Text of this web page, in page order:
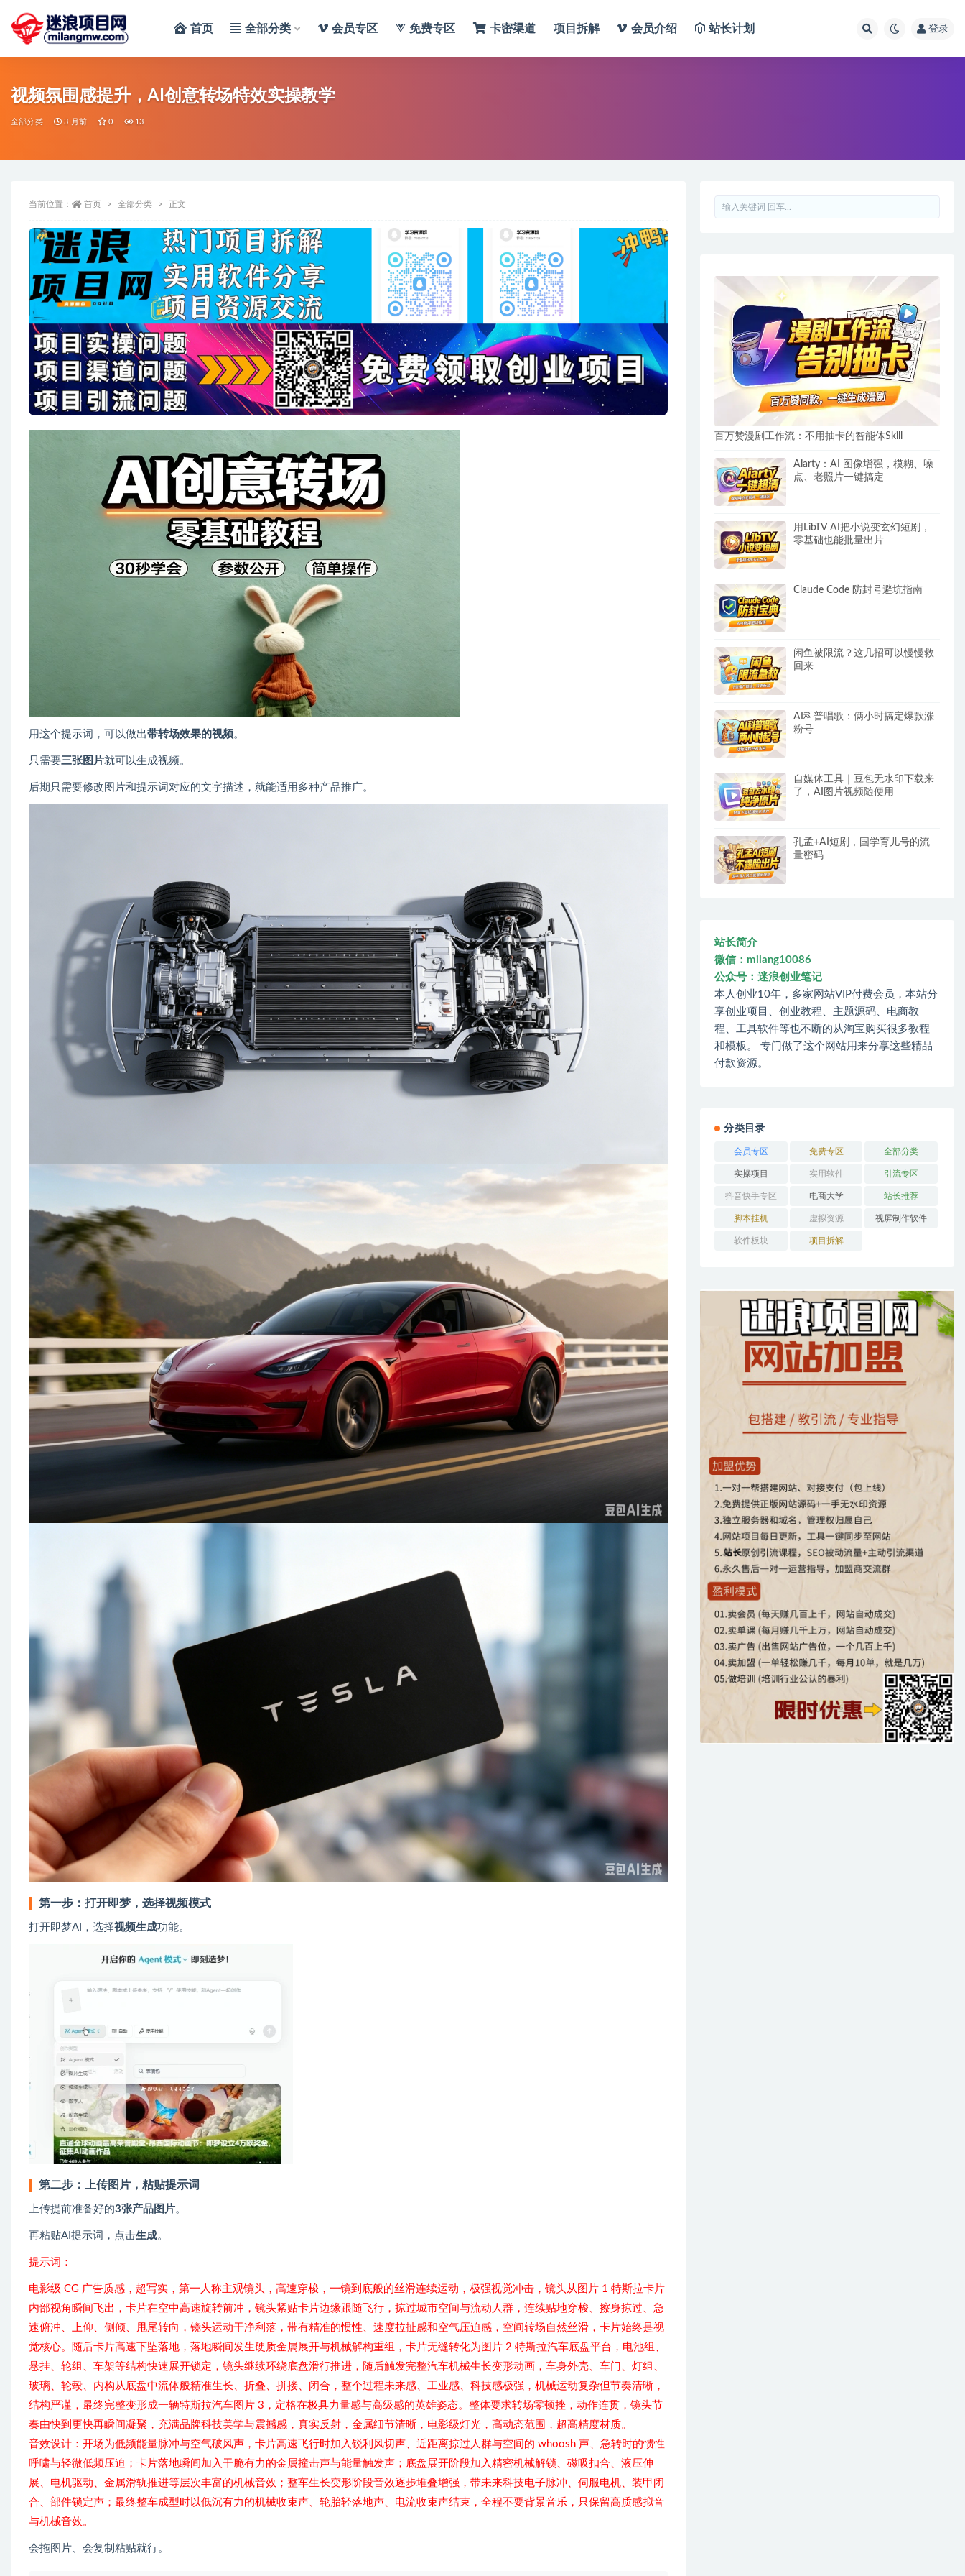
首页 全部分类 会员专区 免费专区 卡密渠道 项目拆解 会员介绍 站长计划 登录
视频氛围感提升，AI创意转场特效实操教学
全部分类 3 月前 0 13
当前位置： 首页 全部分类 正文
用这个提示词，可以做出带转场效果的视频。
只需要三张图片就可以生成视频。
后期只需要修改图片和提示词对应的文字描述，就能适用多种产品推广。
第一步：打开即梦，选择视频模式
打开即梦AI，选择视频生成功能。
第二步：上传图片，粘贴提示词
上传提前准备好的3张产品图片。
再粘贴AI提示词，点击生成。
提示词：
电影级 CG 广告质感，超写实，第一人称主观镜头，高速穿梭，一镜到底般的丝滑连续运动，极强视觉冲击，镜头从图片 1 特斯拉卡片
内部视角瞬间飞出，卡片在空中高速旋转前冲，镜头紧贴卡片边缘跟随飞行，掠过城市空间与流动人群，连续贴地穿梭、擦身掠过、急
速俯冲、上仰、侧倾、甩尾转向，镜头运动干净利落，带有精准的惯性、速度拉扯感和空气压迫感，空间转场自然丝滑，卡片始终是视
觉核心。随后卡片高速下坠落地，落地瞬间发生硬质金属展开与机械解构重组，卡片无缝转化为图片 2 特斯拉汽车底盘平台，电池组、
悬挂、轮组、车架等结构快速展开锁定，镜头继续环绕底盘滑行推进，随后触发完整汽车机械生长变形动画，车身外壳、车门、灯组、
玻璃、轮毂、内构从底盘中流体般精准生长、折叠、拼接、闭合，整个过程未来感、工业感、科技感极强，机械运动复杂但节奏清晰，
结构严谨，最终完整变形成一辆特斯拉汽车图片 3，定格在极具力量感与高级感的英雄姿态。整体要求转场零顿挫，动作连贯，镜头节
奏由快到更快再瞬间凝聚，充满品牌科技美学与震撼感，真实反射，金属细节清晰，电影级灯光，高动态范围，超高精度材质。
音效设计：开场为低频能量脉冲与空气破风声，卡片高速飞行时加入锐利风切声、近距离掠过人群与空间的 whoosh 声、急转时的惯性
呼啸与轻微低频压迫；卡片落地瞬间加入干脆有力的金属撞击声与能量触发声；底盘展开阶段加入精密机械解锁、磁吸扣合、液压伸
展、电机驱动、金属滑轨推进等层次丰富的机械音效；整车生长变形阶段音效逐步堆叠增强，带未来科技电子脉冲、伺服电机、装甲闭
合、部件锁定声；最终整车成型时以低沉有力的机械收束声、轮胎轻落地声、电流收束声结束，全程不要背景音乐，只保留高质感拟音
与机械音效。
会拖图片、会复制粘贴就行。
百万赞漫剧工作流：不用抽卡的智能体Skill
Aiarty：AI 图像增强，模糊、噪
点、老照片一键搞定
用LibTV AI把小说变玄幻短剧，
零基础也能批量出片
Claude Code 防封号避坑指南
闲鱼被限流？这几招可以慢慢救
回来
AI科普唱歌：俩小时搞定爆款涨
粉号
自媒体工具｜豆包无水印下载来
了，AI图片视频随便用
孔孟+AI短剧，国学育儿号的流
量密码
站长简介
微信：milang10086
公众号：迷浪创业笔记
本人创业10年，多家网站VIP付费会员，本站分
享创业项目、创业教程、主题源码、电商教
程、工具软件等也不断的从淘宝购买很多教程
和模板。 专门做了这个网站用来分享这些精品
付款资源。
分类目录
会员专区 免费专区 全部分类
实操项目 实用软件 引流专区
抖音快手专区 电商大学 站长推荐
脚本挂机 虚拟资源 视屏制作软件
软件板块 项目拆解